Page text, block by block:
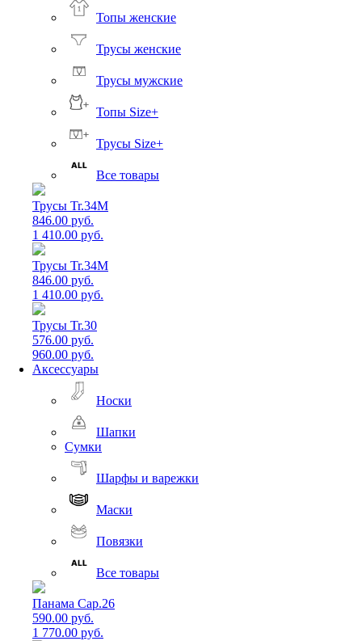
Топы женские
Трусы женские
Трусы мужские
Топы Size+
Трусы Size+
Все товары
Трусы Tr.34M
846.00 руб.
1 410.00 руб.
Трусы Tr.34M
846.00 руб.
1 410.00 руб.
Трусы Tr.30
576.00 руб.
960.00 руб.
Аксессуары
Носки
Шапки
Сумки
Шарфы и варежки
Маски
Повязки
Все товары
Панама Cap.26
590.00 руб.
1 770.00 руб.